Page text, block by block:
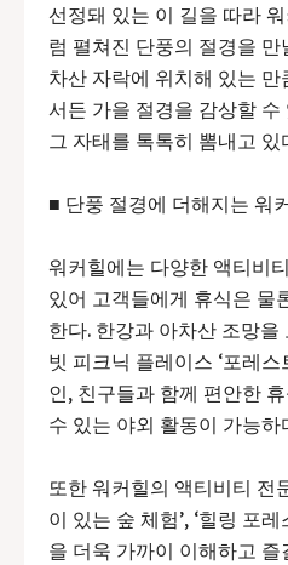
선정돼 있는 이 길을 따라
럼 펼쳐진 단풍의 절경을
차산 자락에 위치해 있는 만
서든 가을 절경을 감상할
그 자태를 톡톡히 뽐내고 있
■ 단풍 절경에 더해지는 워
워커힐에는 다양한 액티비
있어 고객들에게 휴식은 물
한다. 한강과 아차산 조망을
빗 피크닉 플레이스 ‘포레스
인, 친구들과 함께 편안한
수 있는 야외 활동이 가능하
또한 워커힐의 액티비티 전
이 있는 숲 체험’, ‘힐링 포
을 더욱 가까이 이해하고 즐